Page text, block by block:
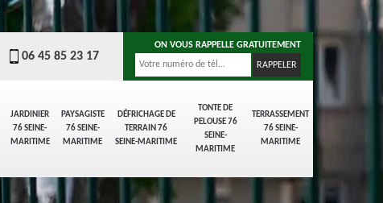
JARDINIER
76 SEINE-
MARITIME
PAYSAGISTE
76 SEINE-
MARITIME
DÉFRICHAGE DE
TERRAIN 76
SEINE-MARITIME
TONTE DE
PELOUSE 76
SEINE-
MARITIME
TERRASSEMENT
76 SEINE-
MARITIME
06 45 85 23 17
ON VOUS RAPPELLE GRATUITEMENT